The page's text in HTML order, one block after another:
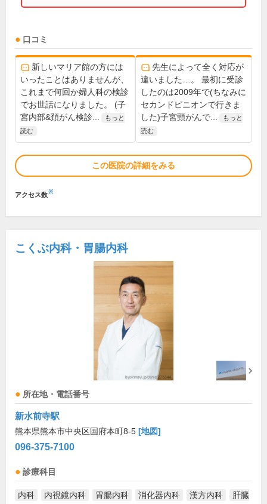
口コミ
新しいマリア館の方には
いったことはありませんが、
これまで何回か婦人科の検診
でお世話になりました。 (子
宮内部&頚がん検診...
もっと
読む
先生によって全く対応が
違いました…。 最初に受診
したのは2009年で(ちなみに
セカンドピニオンで行きま
した)子宮頸がんで...
もっと
読む
この医院の詳細をみる
アクセス数※
こくぶ内科・胃腸内科
所在地・電話番号
新水前寺駅
熊本県熊本市中央区国府本町8-5 [地図]
096-375-7100
診療科目
内科 内視鏡内科 胃腸内科 消化器内科 漢方内科 肝臓